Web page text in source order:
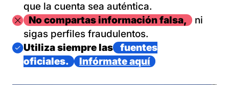
que la cuenta sea auténtica.
ImagenNo compartas información falsa,
ni
sigas perfiles fraudulentos.
Imagen
Utiliza siempre las
fuentes
oficiales.
Infórmate aquí